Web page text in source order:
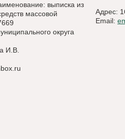
выписка из
массовой
округа
И.В.
Адрес:
Email: